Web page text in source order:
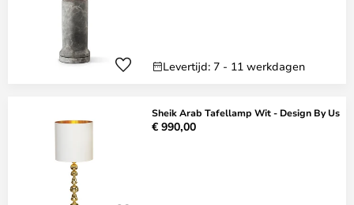
Levertijd: 7 - 11 werkdagen
Sheik Arab Tafellamp Wit - Design By Us
€ 990,00